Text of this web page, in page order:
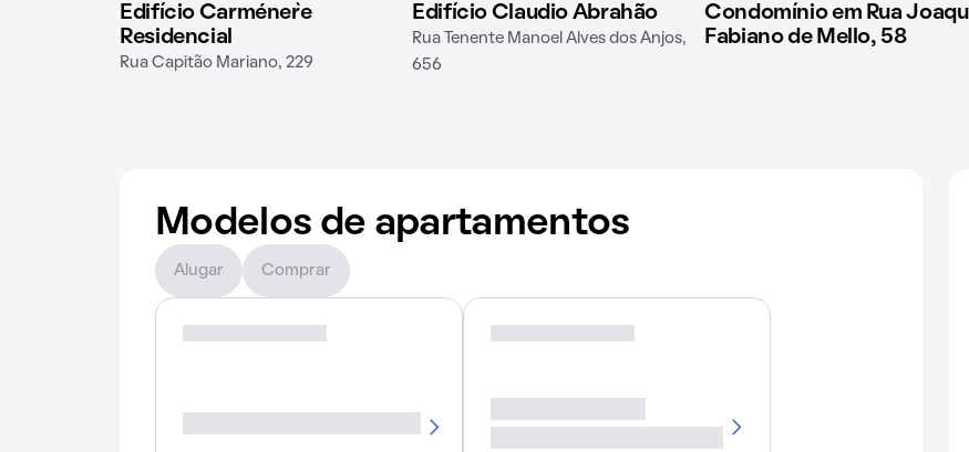
Edifício Carménère
Residencial
Rua Capitão Mariano, 229
Edifício Claudio Abrahão
Rua Tenente Manoel Alves dos Anjos,
656
Condomínio em Rua
Fabiano de Mello, 58
Modelos de apartamentos
Alugar Comprar